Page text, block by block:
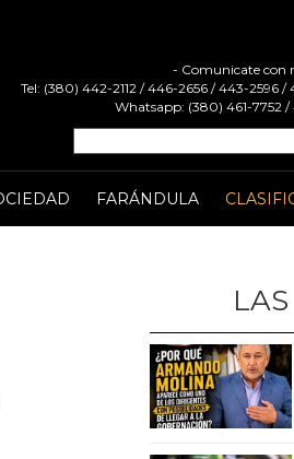
- Comunicate con
Tel: (380) 442-2112 / 446-2656 / 443-2596 /
Whatsapp: (380) 461-7752 /
FARÁNDULA